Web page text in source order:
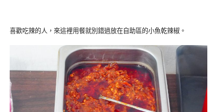
喜歡吃辣的人，來這裡用餐就別錯過放在自助區的小魚乾辣椒。